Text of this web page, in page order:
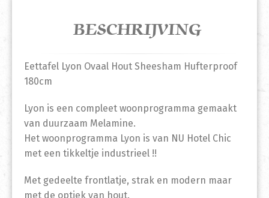
BESCHRIJVING
Eettafel Lyon Ovaal Hout Sheesham Hufterproof
180cm
Lyon is een compleet woonprogramma gemaakt
van duurzaam Melamine.
Het woonprogramma Lyon is van NU Hotel Chic
met een tikkeltje industrieel !!
Met gedeelte frontlatje, strak en modern maar
met de optiek van hout.